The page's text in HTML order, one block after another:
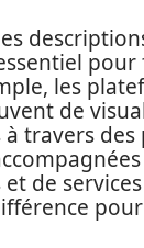
les
de
travers
et de